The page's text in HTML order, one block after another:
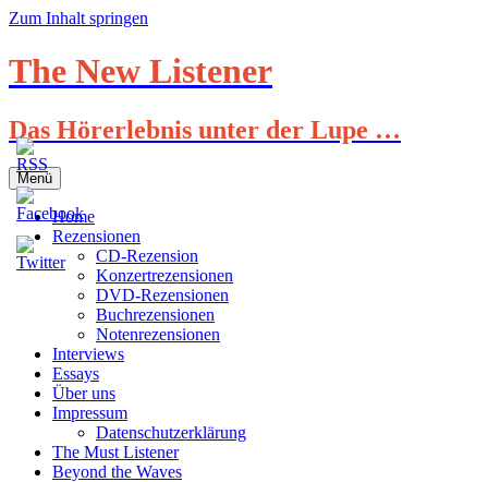
Zum Inhalt springen
The New Listener
Das Hörerlebnis unter der Lupe …
Menü
Home
Rezensionen
CD-Rezension
Konzertrezensionen
DVD-Rezensionen
Buchrezensionen
Notenrezensionen
Interviews
Essays
Über uns
Impressum
Datenschutzerklärung
The Must Listener
Beyond the Waves